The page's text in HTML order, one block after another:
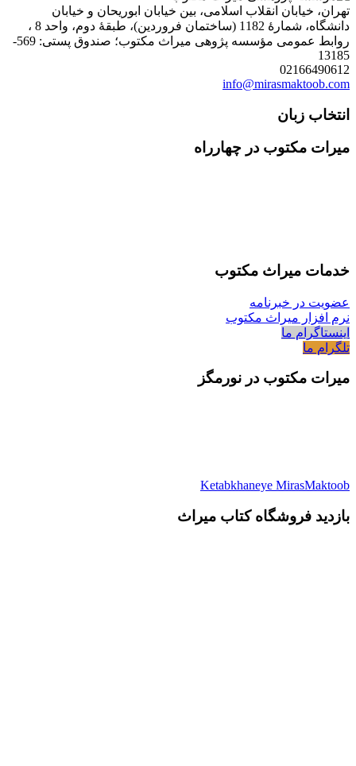
تهران، خیابان انقلاب اسلامی، بین خیابان ابوریحان و خیابان
دانشگاه، شمارۀ 1182 (ساختمان فروردین)، طبقۀ دوم، واحد 8 ،
روابط عمومی مؤسسه پژوهی میراث مکتوب؛ صندوق پستی: 569-
13185
02166490612
info@mirasmaktoob.com
انتخاب زبان
میرات مکتوب در چهارراه
خدمات میراث مکتوب
عضویت در خبرنامه
نرم افزار میراث مکتوب
اینستاگرام ما
تلگرام ما
میرات مکتوب در نورمگز
Ketabkhaneye MirasMaktoob
بازدید فروشگاه کتاب میراث